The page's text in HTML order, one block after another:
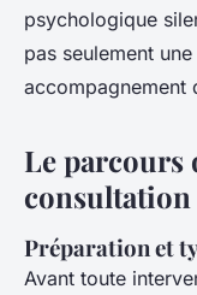
psychologique
pas seulement
accompagnement
Le parcours
Préparation et
Avant toute